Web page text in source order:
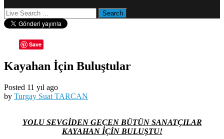
Save
Kayahan İçin Buluştular
Posted 11 yıl ago
by Turgay Suat TARCAN
YOLU SEVGİDEN GEÇEN BÜTÜN SANATÇILAR
KAYAHAN İÇİN BULUŞTU!